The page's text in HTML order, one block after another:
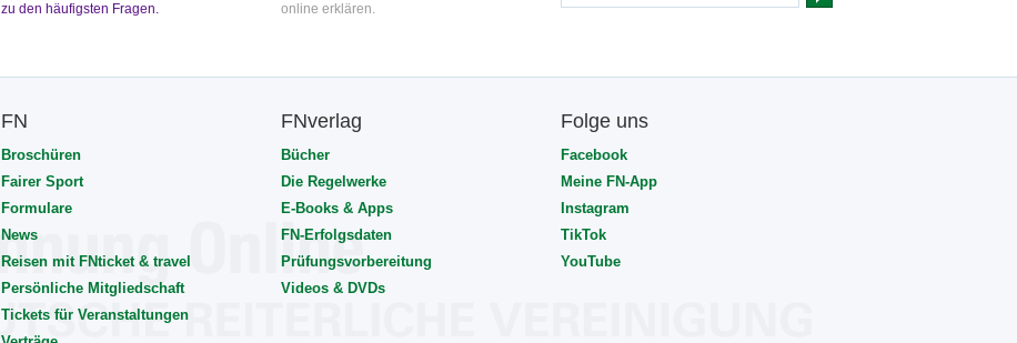
zu den häufigsten Fragen.
online erklären.
FN
Broschüren
Fairer Sport
Formulare
News
Reisen mit FNticket & travel
Persönliche Mitgliedschaft
Tickets für Veranstaltungen
FNverlag
Bücher
Die Regelwerke
E-Books & Apps
FN-Erfolgsdaten
Prüfungsvorbereitung
Videos & DVDs
Folge uns
Facebook
Meine FN-App
Instagram
TikTok
YouTube